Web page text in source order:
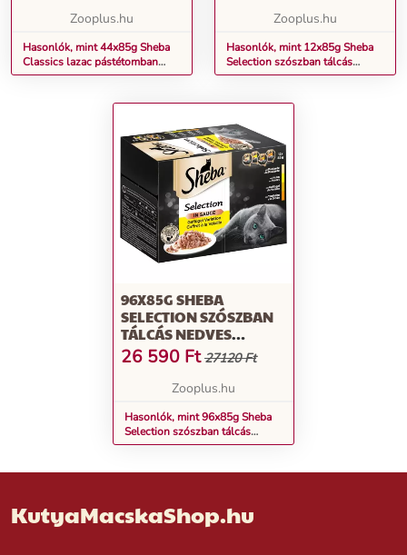
Zooplus.hu
Hasonlók, mint 44x85g Sheba
Classics lazac pástétomban
tálcás nedves macskatáp
Zooplus.hu
Hasonlók, mint 12x85g Sheba
Selection szószban tálcás
nedves macskatáp
96X85G SHEBA
SELECTION SZÓSZBAN
TÁLCÁS NEDVES
MACSKATÁP
26 590 Ft 27120 Ft
Zooplus.hu
Hasonlók, mint 96x85g Sheba
Selection szószban tálcás
nedves macskatáp
KutyaMacskaShop.hu